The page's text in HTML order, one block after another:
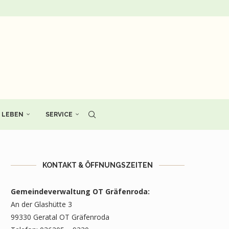
LEBEN SERVICE
KONTAKT & ÖFFNUNGSZEITEN
Gemeindeverwaltung OT Gräfenroda:
An der Glashütte 3
99330 Geratal OT Gräfenroda